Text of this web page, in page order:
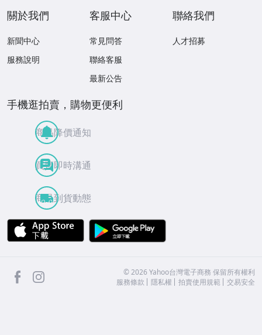
關於我們
新聞中心
服務說明
客服中心
常見問答
聯絡客服
最新公告
聯絡我們
人才招募
手機逛拍賣，購物更便利
商品降價通知
買賣即時溝通
商品到貨動態
APP Store
facebook ©2026 Yahoo台灣電子商務 保留所有權利
服務條款
隱私權 拍賣使用規範 交易安全